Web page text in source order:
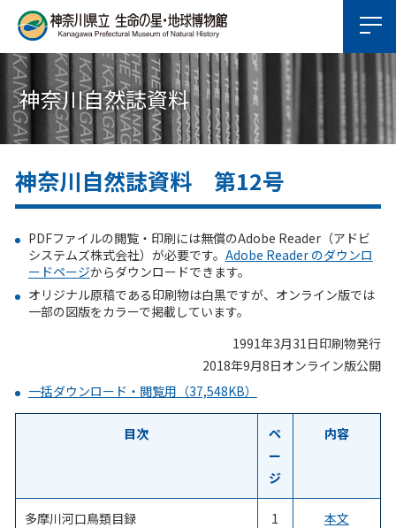
神奈川自然誌資料
神奈川自然誌資料 第12号
PDFファイルの閲覧・印刷には無償のAdobe Reader（アドビ
システムズ株式会社）が必要です。 Adobe Reader のダウンロ
ードページからダウンロードできます。
オリジナル原稿である印刷物は白黒ですが、オンライン版では
一部の図版をカラーで掲載しています。
1991年3月31日印刷物発行
2018年9月8日オンライン版公開
一括ダウンロード・閲覧用（37,548KB）
目次
ペ
ー
ジ
内容
多摩川河口鳥類目録
1
本文